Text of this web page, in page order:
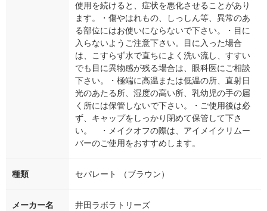
使用を続けると、症状を悪化させることがあり
ます。・傷やはれもの、しっしん等、異常のあ
る部位にはお使いにならないで下さい。・目に
入らないようご注意下さい。目に入った場合
は、こすらず水で直ちによく洗い流し、すすい
でも目に異物感が残る場合は、眼科医にご相談
下さい。・極端に高温または低温の所、直射日
光のあたる所、湿度の高い所、乳幼児の手の届
く所には保管しないで下さい。・ご使用後は必
ず、キャップをしっかり閉めて保管して下さ
い。 ・メイクオフの際は、アイメイクリムー
バーのご使用をおすすめします。
種類 セパレート （ブラウン）
メーカー名 井田ラボラトリーズ